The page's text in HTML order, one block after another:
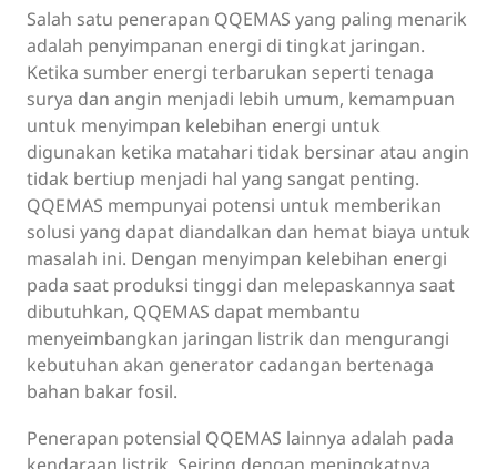
Salah satu penerapan QQEMAS yang paling menarik
adalah penyimpanan energi di tingkat jaringan.
Ketika sumber energi terbarukan seperti tenaga
surya dan angin menjadi lebih umum, kemampuan
untuk menyimpan kelebihan energi untuk
digunakan ketika matahari tidak bersinar atau angin
tidak bertiup menjadi hal yang sangat penting.
QQEMAS mempunyai potensi untuk memberikan
solusi yang dapat diandalkan dan hemat biaya untuk
masalah ini. Dengan menyimpan kelebihan energi
pada saat produksi tinggi dan melepaskannya saat
dibutuhkan, QQEMAS dapat membantu
menyeimbangkan jaringan listrik dan mengurangi
kebutuhan akan generator cadangan bertenaga
bahan bakar fosil.
Penerapan potensial QQEMAS lainnya adalah pada